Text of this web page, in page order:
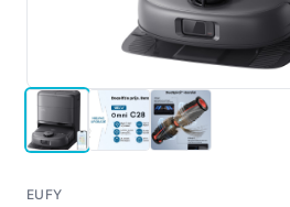
EUFY